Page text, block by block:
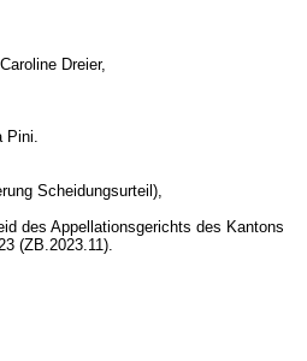
Dreier,
Pini.
Scheidungsurteil),
des Appellationsgerichts des Kantons
(ZB.2023.11).